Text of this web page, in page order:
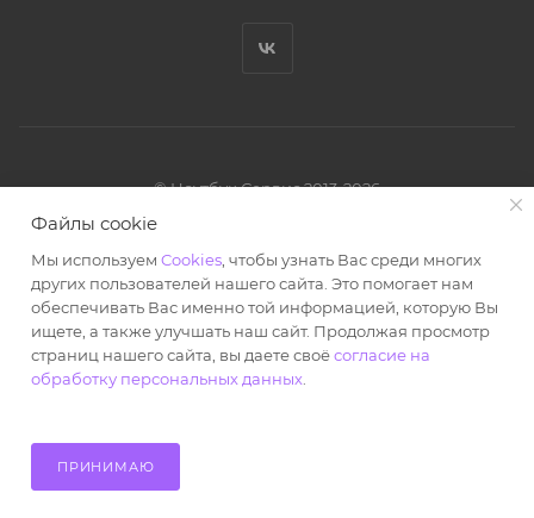
© Ноутбук Сервис 2013-2026
Интернет-магазин запчастей и аксессуаров
Powered by: WebdEvILoper
Файлы cookie
Мы используем Cookies , чтобы узнать Вас среди многих
других пользователей нашего сайта. Это помогает нам
обеспечивать Вас именно той информацией, которую Вы
ищете, а также улучшать наш сайт. Продолжая просмотр
страниц нашего сайта, вы даете своёсогласие на
обработку персональных данных
ПРИНИМАЮ